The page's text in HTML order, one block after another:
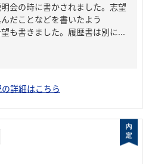
会の時に書かされました。志望
だことなどを書いたよう
も書きました。履歴書は別に...
詳細はこちら